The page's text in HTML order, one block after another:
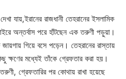
যায়,ইরানের রাজধানী তেহরানের ইসলামিক
অন্তর্বাস পরে হাঁটছেন এক তরুণী পড়ুয়া।
জায়গায় গিয়ে বসে পড়েন। তেহরানের রাস্তায়
ক্ষণের মধ্যেই তাঁকে গ্রেফতার করা হয়।
গ্রেফতারির পর কোথায় রাখা হয়েছে